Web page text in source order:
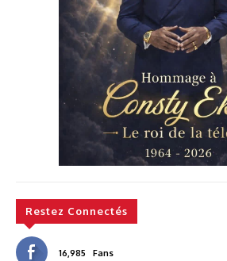
Restez Connectés
16,985 Fans